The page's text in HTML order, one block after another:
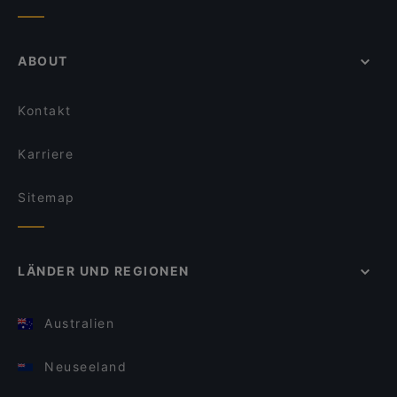
ABOUT
Kontakt
Karriere
Sitemap
LÄNDER UND REGIONEN
Australien
Neuseeland